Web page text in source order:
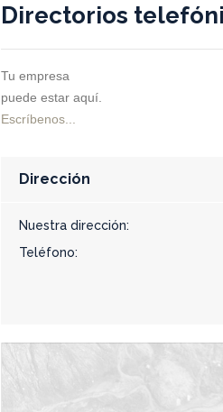
Directorios
Tu empresa
puede estar aquí.
Escríbenos...
Dirección
Nuestra dirección:
Teléfono: